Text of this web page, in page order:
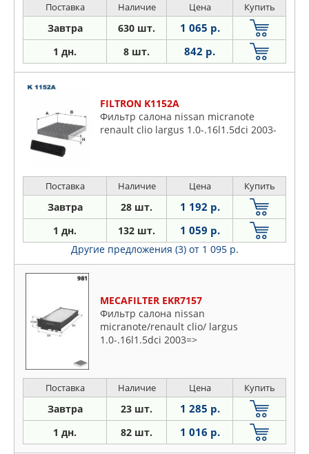
Поставка Наличие Цена Купить
Завтра 630 шт. 1 065 р.
1 дн. 8 шт. 842 р.
FILTRON K1152A
Фильтр салона nissan micranote
renault clio largus 1.0-.16l1.5dci 2003-
Поставка Наличие Цена Купить
Завтра 28 шт. 1 192 р.
1 дн. 132 шт. 1 059 р.
Другие предложения (3) от 1 095 р.
MECAFILTER EKR7157
Фильтр салона nissan
micranote/renault clio/ largus
1.0-.16l1.5dci 2003=>
Поставка Наличие Цена Купить
Завтра 23 шт. 1 285 р.
1 дн. 82 шт. 1 016 р.